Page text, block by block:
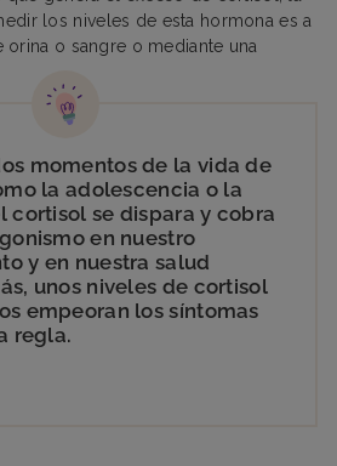
los niveles de esta hormona es a
orina o sangre o mediante una
momentos de la vida de
la adolescencia o la
cortisol se dispara y cobra
en nuestro
y en nuestra salud
unos niveles de cortisol
empeoran los síntomas
regla.